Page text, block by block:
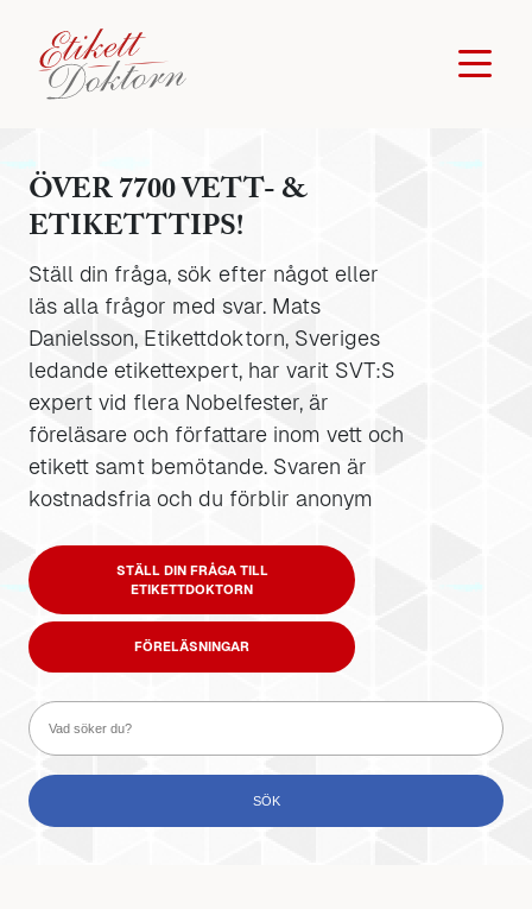
ÖVER 7700 VETT- &
ETIKETTTIPS!
Ställ din fråga, sök efter något eller
läs alla frågor med svar. Mats
Danielsson, Etikettdoktorn, Sveriges
ledande etikettexpert, har varit SVT:S
expert vid flera Nobelfester, är
föreläsare och författare inom vett och
etikett samt bemötande. Svaren är
kostnadsfria och du förblir anonym
STÄLL DIN FRÅGA TILL
ETIKETTDOKTORN
FÖRELÄSNINGAR